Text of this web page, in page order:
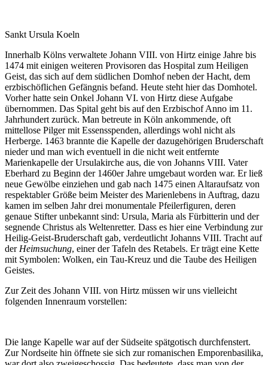
Sankt Ursula Koeln
Innerhalb Kölns verwaltete Johann VIII. von Hirtz einige Jahre bis
1474 mit einigen weiteren Provisoren das Hospital zum Heiligen
Geist, das sich auf dem südlichen Domhof neben der Hacht, dem
erzbischöflichen Gefängnis befand. Heute steht hier das Domhotel.
Vorher hatte sein Onkel Johann VI. von Hirtz diese Aufgabe
übernommen. Das Spital geht bis auf den Erzbischof Anno im 11.
Jahrhundert zurück. Man betreute in Köln ankommende, oft
mittellose Pilger mit Essensspenden, allerdings wohl nicht als
Herberge. 1463 brannte die Kapelle der dazugehörigen Bruderschaft
nieder und man wich eventuell in die nicht weit entfernte
Marienkapelle der Ursulakirche aus, die von Johanns VIII. Vater
Eberhard zu Beginn der 1460er Jahre umgebaut worden war. Er ließ
neue Gewölbe einziehen und gab nach 1475 einen Altaraufsatz von
respektabler Größe beim Meister des Marienlebens in Auftrag, dazu
kamen im selben Jahr drei monumentale Pfeilerfiguren, deren
genaue Stifter unbekannt sind: Ursula, Maria als Fürbitterin und der
segnende Christus als Weltenretter. Dass es hier eine Verbindung zur
Heilig-Geist-Bruderschaft gab, verdeutlicht Johanns VIII. Tracht auf
derHeimsuchung, einer der Tafeln des Retabels. Er trägt eine Kette
mit Symbolen: Wolken, ein Tau-Kreuz und die Taube des Heiligen
Geistes.
Zur Zeit des Johann VIII. von Hirtz müssen wir uns vielleicht
folgenden Innenraum vorstellen:
Die lange Kapelle war auf der Südseite spätgotisch durchfenstert.
Zur Nordseite hin öffnete sie sich zur romanischen Emporenbasilika,